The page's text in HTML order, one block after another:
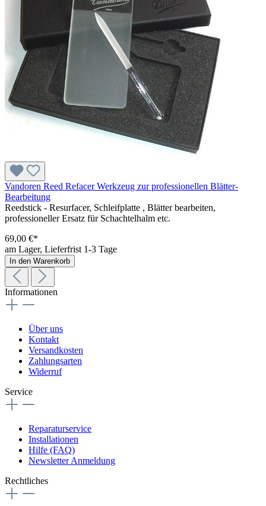
Vandoren Reed Refacer Werkzeug zur professionellen Blätter-
Bearbeitung
Reedstick - Resurfacer, Schleifplatte , Blätter bearbeiten,
professioneller Ersatz für Schachtelhalm etc.
69,00 €*
am Lager, Lieferfrist 1-3 Tage
In den Warenkorb
Informationen
Über uns
Kontakt
Versandkosten
Zahlungsarten
Widerruf
Service
Reparaturservice
Installationen
Hilfe (FAQ)
Newsletter Anmeldung
Rechtliches